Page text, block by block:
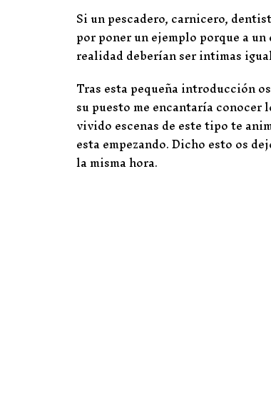
Si un pescadero, carnicero,
por poner un ejemplo porque a
realidad deberían ser intimas
Tras esta pequeña introducción
su puesto me encantaría
vivido escenas de este tipo te
esta empezando. Dicho esto os
la misma hora.